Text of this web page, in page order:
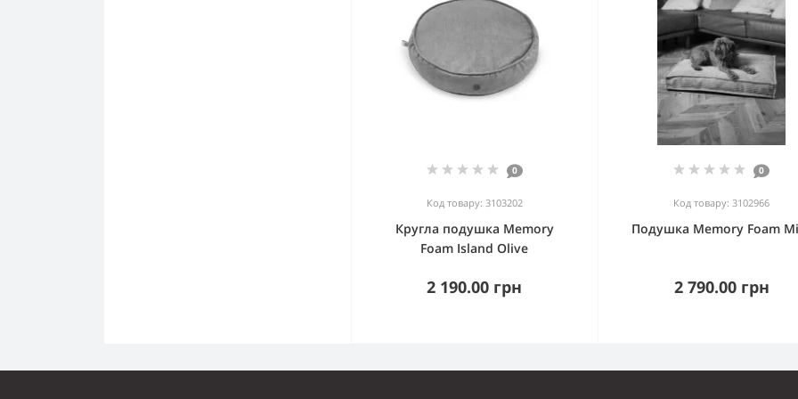
0
Код товару: 3103202
Кругла подушка Memory
Foam Island Olive
2 190.00 грн
0
Код товару: 3102966
Подушка Memory Foam
2 790.00 грн